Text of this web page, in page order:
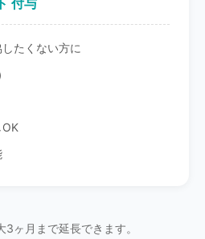
付与
たくない方に
OK
ヶ月まで延長できます。